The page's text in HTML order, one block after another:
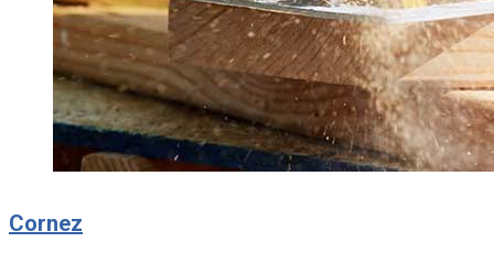
Cornez